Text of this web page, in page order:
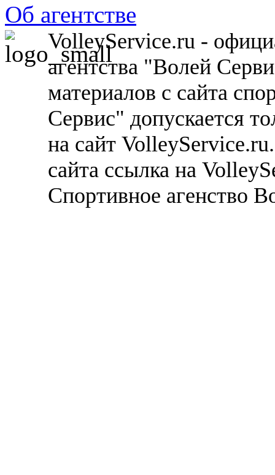
Об агентстве
VolleyService.ru -
агентства "Волей
материалов с сайта
Сервис" допускается
на сайт
сайта ссылка на
Спортивное агенство